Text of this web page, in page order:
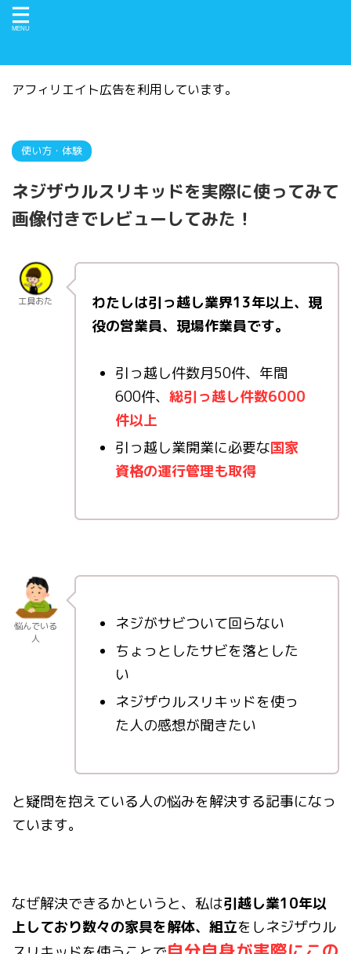
アフィリエイト広告を利用しています。
使い方・体験
ネジザウルスリキッドを実際に使ってみて
画像付きでレビューしてみた！
工具おた
わたしは引っ越し業界13年以上、現
役の営業員、現場作業員です。
引っ越し件数月50件、年間
600件、 総引っ越し件数6000
件以上
引っ越し業開業に必要な国家
資格の運行管理も取得
悩んでいる
人
ネジがサビついて回らない
ちょっとしたサビを落とした
い
ネジザウルスリキッドを使っ
た人の感想が聞きたい
と疑問を抱えている人の悩みを解決する記事になっ
ています。
なぜ解決できるかというと、私は引越し業10年以
上しており数々の家具を解体、組立をしネジザウル